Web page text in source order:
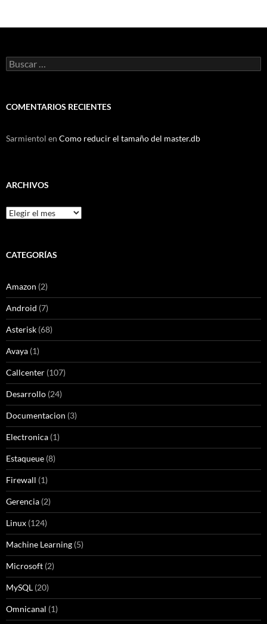
Buscar:
COMENTARIOS RECIENTES
Sarmientol en Como reducir el tamaño del master.db
ARCHIVOS
Archivos
CATEGORÍAS
Amazon (2)
Android (7)
Asterisk (68)
Avaya (1)
Callcenter (107)
Desarrollo (24)
Documentacion (3)
Electronica (1)
Estaqueue (8)
Firewall (1)
Gerencia (2)
Linux (124)
Machine Learning (5)
Microsoft (2)
MySQL (20)
Omnicanal (1)